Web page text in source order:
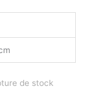
de stock